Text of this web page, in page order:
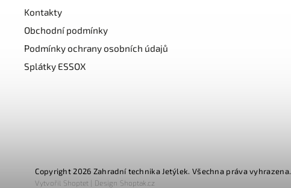
Kontakty
Obchodní podmínky
Podmínky ochrany osobních údajů
Splátky ESSOX
Copyright 2026 Zahradní technika Jetýlek. Všechna práva vyhrazena.
VytvořilShoptet | DesignShoptak.cz